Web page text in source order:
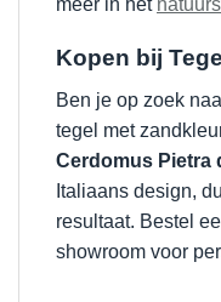
Kopen bij
Ben je op zoek
tegel met
Cerdomus Pietra
Italiaans design,
resultaat. Bestel
showroom voor